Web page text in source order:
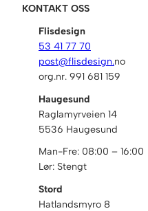
KONTAKT OSS
Flisdesign
53 41 77 70
post@flisdesign.no
org.nr. 991 681 159
Haugesund
Raglamyrveien 14
5536 Haugesund
Man-Fre: 08:00 – 16:00
Lør: Stengt
Stord
Hatlandsmyro 8